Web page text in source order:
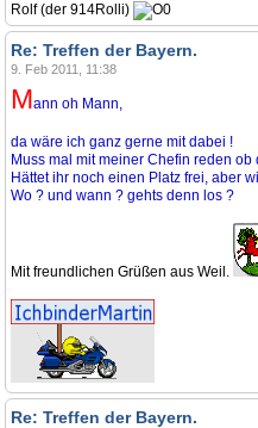
Rolf (der 914Rolli)
Re: Treffen der Bayern.
9. Feb 2011, 11:38
Mann oh Mann,
da wäre ich ganz gerne mit dabei !
Muss mal mit meiner Chefin reden
Hättet ihr noch einen Platz frei, aber
Wo ? und wann ? gehts denn los ?
Mit freundlichen Grüßen aus Weil.
Re: Treffen der Bayern.